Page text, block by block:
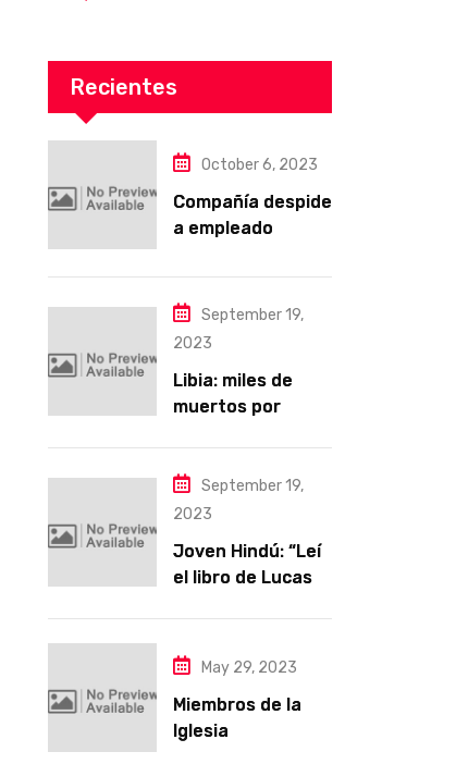
Recientes
October 6, 2023
Compañía despide
a empleado
negarse a recibir
entrenamiento
obligatorio LGBT
September 19,
2023
Libia: miles de
muertos por
epidemia
September 19,
2023
Joven Hindú: “Leí
el libro de Lucas y
May 29, 2023
Miembros de la
Iglesia